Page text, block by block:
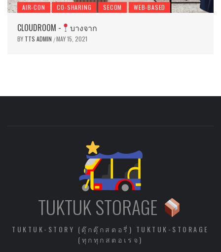
AIR-CON CO-SHARING SECOM WEB-BASED
CLOUDROOM - บางจาก
BY TTS ADMIN /MAY 15, 2021
TUKTUK STORAGE
TUKTUK-STORY (ตุ๊กตุ๊กสตอรี่) TUKTUK-STORAGE
(ทุกทุกสตอเรจ)